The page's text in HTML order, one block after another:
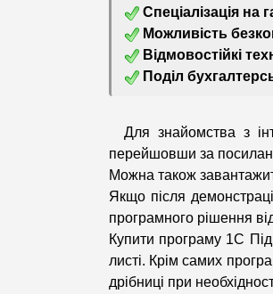
Спеціалізація на
Можливість
Відмовостійкі
Поділ
Для знайомства з
перейшовши за
Можна також
Якщо після
програмного рішення
Купити програму 1С
листі. Крім самих
дрібниці при